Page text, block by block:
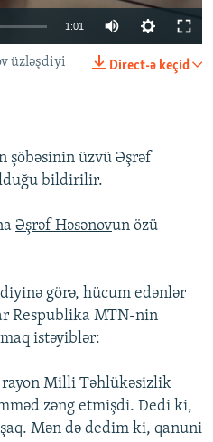
1:01
Direct-ə keçid
üzləşdiyi
şöbəsinin üzvü Əşrəf
bildirilir.
Əşrəf Həsənovun özü
görə, hücum edənlər
Respublika MTN-nin
istəyiblər:
rayon Milli Təhlükəsizlik
zəng etmişdi. Dedi ki,
Mən də dedim ki, qanuni